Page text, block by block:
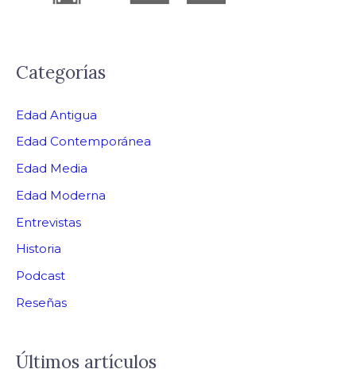
Categorías
Edad Antigua
Edad Contemporánea
Edad Media
Edad Moderna
Entrevistas
Historia
Podcast
Reseñas
Últimos artículos